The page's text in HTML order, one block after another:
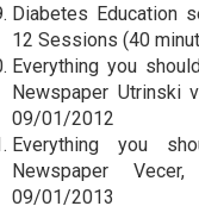
Diabetes Education
12 Sessions (40
Everything you
Newspaper Utrinski
09/01/2012
Everything you
Newspaper
09/01/2013